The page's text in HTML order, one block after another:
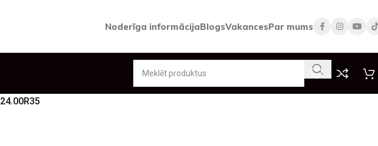
Noderīga informācijaBlogsVakancesPar mums
24.00R35